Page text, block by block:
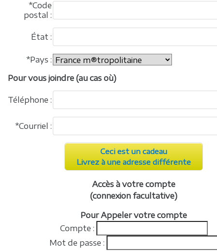
*Code
postal :
État :
*Pays :
Pour vous joindre (au cas où)
Téléphone :
*Courriel :
Ceci est un cadeau
Livrez à une adresse différente
Accès à votre compte
(connexion facultative)
Pour Appeler votre compte
Compte :
Mot de passe :